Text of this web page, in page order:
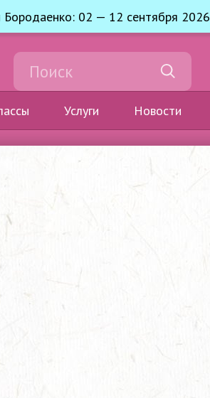
Бородаенко: 02 — 12 сентября 2026
Услуги Новости